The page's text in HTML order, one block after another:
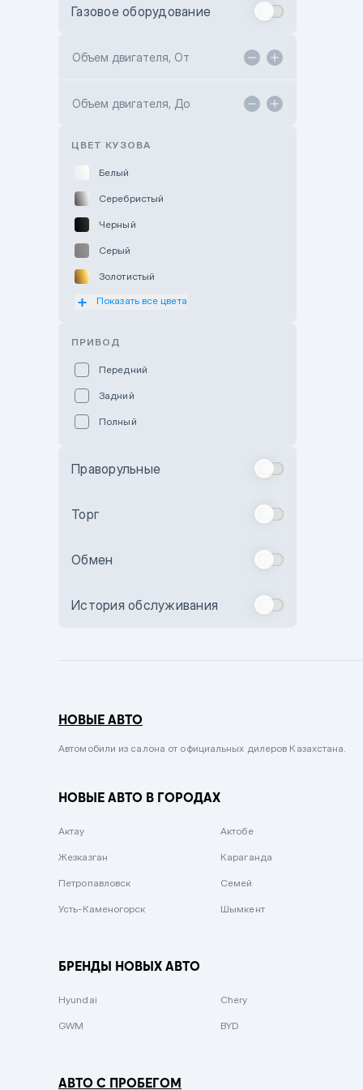
Toyota Kokshetau
Hyundai ShymCity
Газовое оборудование
Объем двигателя, От
Объем двигателя, До
ЦВЕТ КУЗОВА
Белый
Серебристый
Черный
Серый
Золотистый
Оранжевый
Бежевый
Комбинированный
Сиреневый металлик
Вишневый
Зеленый металлик
Показать все цвета
ПРИВОД
Передний
Задний
Полный
Праворульные
Торг
Обмен
История обслуживания
НОВЫЕ АВТО
Автомобили из салона от официальных дилеров Казахстана.
НОВЫЕ АВТО В ГОРОДАХ
Актау Актобе
Жезказган Караганда
Петропавловск Семей
Усть-Каменогорск Шымкент
БРЕНДЫ НОВЫХ АВТО
Hyundai Chery
GWM BYD
АВТО С ПРОБЕГОМ